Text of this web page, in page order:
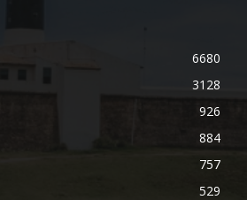
6680
3128
926
884
757
529